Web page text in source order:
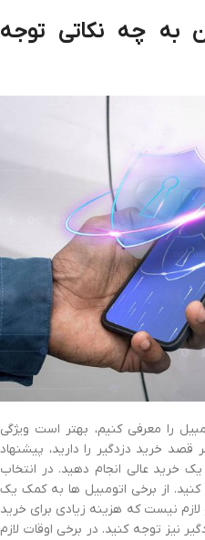
به چه نکاتی توجه
را معرفی کنیم، بهتر است ویژگی
خرید دزدگیر را دارید، پیشنهاد
خرید عالی انجام دهید. در انتخاب
از برخی اتومبیل ها به کمک یک
نیست که هزینه زیادی برای خرید
نیز توجه کنید. در برخی اوقات لازم